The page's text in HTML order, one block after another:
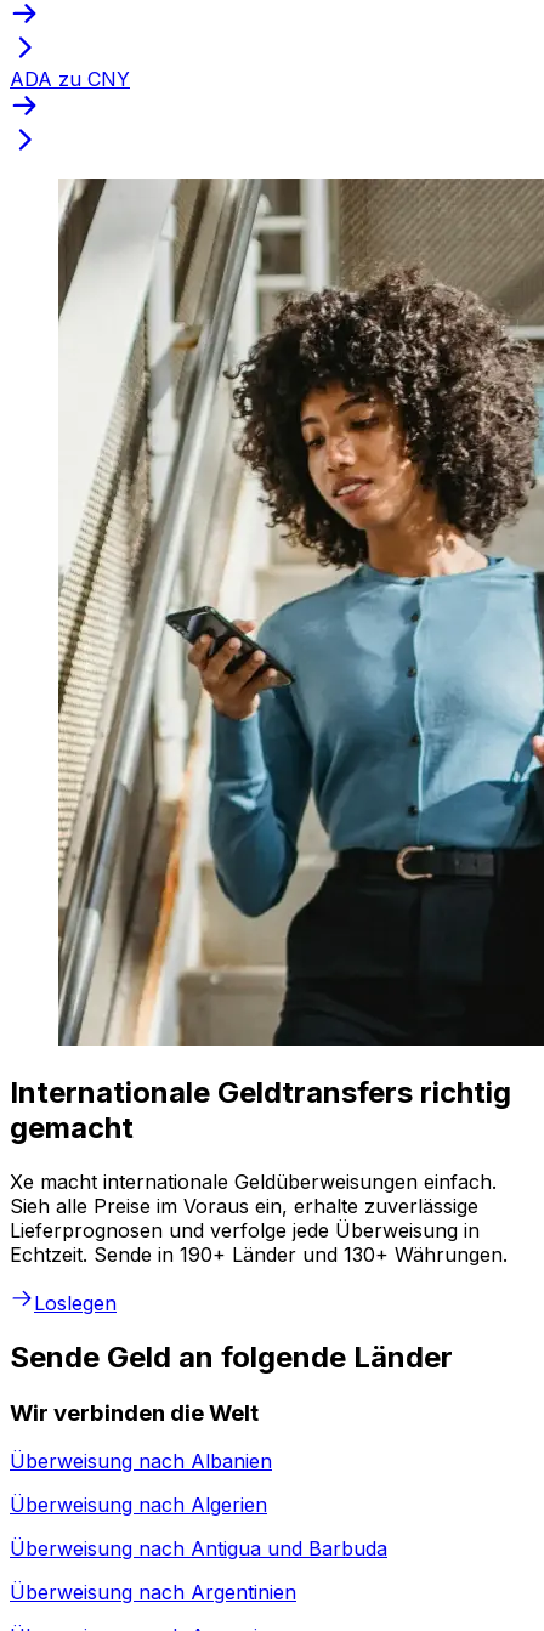
ADA zu CNY
Internationale Geldtransfers richtig
gemacht
Xe macht internationale Geldüberweisungen einfach.
Sieh alle Preise im Voraus ein, erhalte zuverlässige
Lieferprognosen und verfolge jede Überweisung in
Echtzeit. Sende in 190+ Länder und 130+ Währungen.
Loslegen
Sende Geld an folgende Länder
Wir verbinden die Welt
Überweisung nach Albanien
Überweisung nach Algerien
Überweisung nach Antigua und Barbuda
Überweisung nach Argentinien